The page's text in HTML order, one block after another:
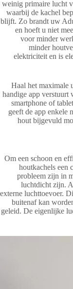
weinig primaire lucht
waarbij de kachel
blijft. Zo brandt uw
en hoeft u niet
voor minder
minder
elektriciteit en is
Haal het maximale
handige app verstuurt
smartphone of
geeft de app enkele
hout bijgevuld
Om een schoon en
houtkachels een
probleem zijn in
luchtdicht zijn.
externe luchttoevoer.
buitenaf kan
geleid. De eigenlijke